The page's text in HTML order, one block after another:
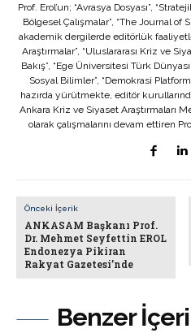
Benzer
Prof. Erol’un; “Avrasya Dosyası”,
Bölgesel Çalışmalar”, “The Journal of
akademik dergilerde editörlük
Araştırmalar”, “Uluslararası Kriz ve
Bakış”, “Ege Üniversitesi Türk
Sosyal Bilimler”, “Demokrasi
hazırda yürütmekte, editör
Ankara Kriz ve Siyaset Araştırmaları
olarak çalışmalarını devam ettiren
Önceki İçerik
ANKASAM Başkanı Prof.
Dr. Mehmet Seyfettin EROL
Endonezya Pikiran
Rakyat Gazetesi’nde